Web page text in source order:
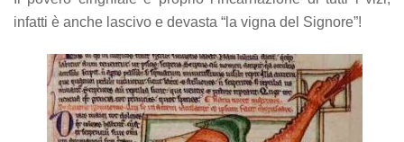
infatti è anche lascivo e devasta “la vigna del Signore”!